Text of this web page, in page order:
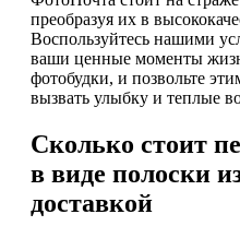
преобразуя их в
Воспользуйтесь нашими
ваши ценные моменты
фотобудки, и позвольте
вызвать улыбку и теплые
Сколько стоит
в виде полоски
доставкой